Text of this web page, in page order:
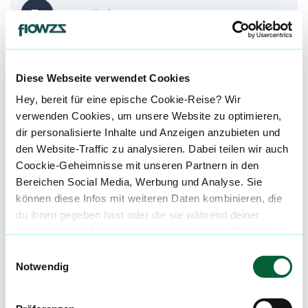
Diese Webseite verwendet Cookies
Hey, bereit für eine epische Cookie-Reise? Wir
verwenden Cookies, um unsere Website zu optimieren,
dir personalisierte Inhalte und Anzeigen anzubieten und
den Website-Traffic zu analysieren. Dabei teilen wir auch
Coockie-Geheimnisse mit unseren Partnern in den
Bereichen Social Media, Werbung und Analyse. Sie
können diese Infos mit weiteren Daten kombinieren, die
du ihnen gegeben hast oder die sie während deiner
Notwendig
Er Erschöpfung
alle einblenden
Über diesen Strain: Ice Burn
I Ice Burn
Produktbewertungen zu
24/1 IUVO OC Ice